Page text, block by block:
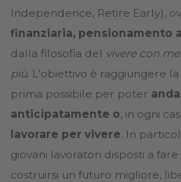
Independence, Retire Early),
finanziaria, pensionamento
dalla filosofia del vivere con
più. L'obiettivo è raggiungere la
prima possibile per poter
anticipatamente o, in ogni
lavorare per vivere. In
giovani lavoratori disposti a
costruirsi un futuro migliore,